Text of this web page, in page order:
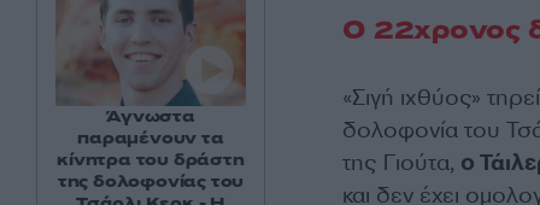
Ο 22χρονος
«Σιγή ιχθύος»
δολοφονία του
της Γιούτα, ο
και δεν έχει
Άγνωστα
παραμένουν τα
κίνητρα του δράστη
της δολοφονίας του